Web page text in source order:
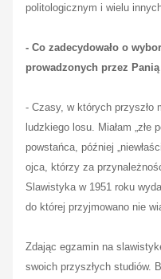
politologicznym i wielu
- Co zadecydowało o
prowadzonych przez
- Czasy, w których przyszło
ludzkiego losu. Miałam „złe
powstańca, później
ojca, którzy za
Slawistyka w 1951 roku
do której przyjmowano nie
Zdając egzamin na
swoich przyszłych studiów.